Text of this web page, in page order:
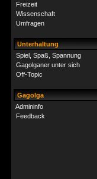
Freizeit
Wissenschaft
Umfragen
Unterhaltung
Spiel, Spaß, Spannung
Gagolganer unter sich
Off-Topic
Gagolga
Admininfo
Feedback